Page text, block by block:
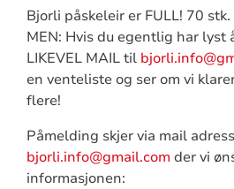
Bjorli påskeleir er FULL! 70
MEN: Hvis du egentlig har lyst
LIKEVEL MAIL til
en venteliste og ser om vi
flere!
Påmelding skjer via mail
bjorli.info@gmail.com der vi
informasjonen: